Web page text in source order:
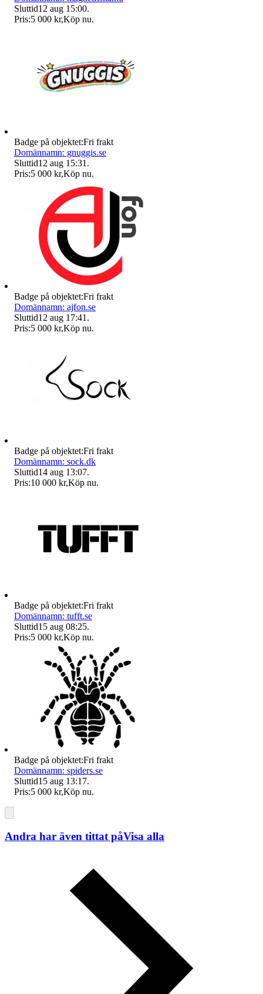
Sluttid12 aug 15:00.
Pris:5 000 kr,Köp nu.
Badge på objektet:Fri frakt
Domännamn: gnuggis.se
Sluttid12 aug 15:31 .
Pris:5 000 kr,Köp nu.
Badge på objektet:Fri frakt
Domännamn: ajfon.se
Sluttid12 aug 17:41 .
Pris:5 000 kr,Köp nu.
Badge på objektet:Fri frakt
Domännamn: sock.dk
Sluttid14 aug 13:07.
Pris:10 000 kr,Köp nu.
Badge på objektet:Fri frakt
Domännamn: tufft.se
Sluttid15 aug 08:25.
Pris:5 000 kr,Köp nu.
Badge på objektet:Fri frakt
Domännamn: spiders.se
Sluttid15 aug 13:17.
Pris:5 000 kr,Köp nu.
Andra har även tittat påVisa alla